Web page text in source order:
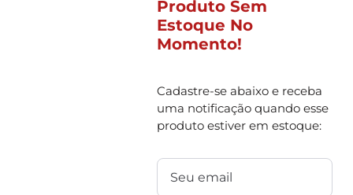
Produto Sem
Estoque No
Momento!
Cadastre-se abaixo e receba
uma notificação quando esse
produto estiver em estoque: